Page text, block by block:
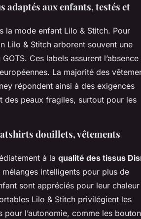
aux enfants, testés et
la mode enfant Lilo & Stitch. Pour
Lilo & Stitch arborent souvent une
Ces labels assurent l’absence
La majorité des
répondent ainsi à des exigences
des peaux fragiles, surtout pour les
douillets, vêtements
à la qualité des tissus
intelligents pour plus de
sont appréciés pour leur
Lilo & Stitch privilégient les
l’autonomie, comme les